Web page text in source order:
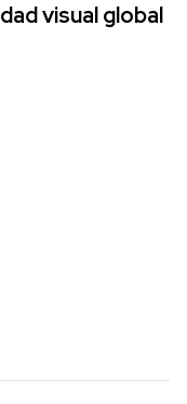
visual global